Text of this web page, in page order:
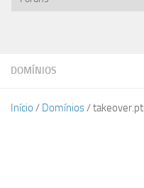
DOMÍNIOS
Início / Domínios/ takeover.pt